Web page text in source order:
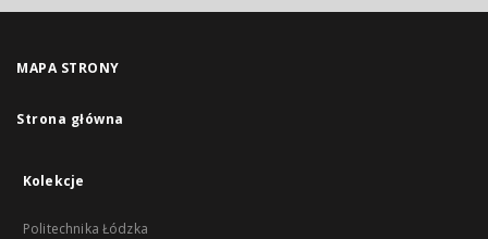
MAPA STRONY
Strona główna
Kolekcje
Politechnika Łódzka